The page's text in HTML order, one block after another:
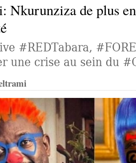
Nkurunziza de plus
#REDTabara,
une crise au sein du